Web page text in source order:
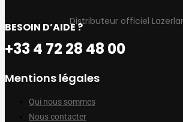
Distributeur officiel
BESOIN D’AIDE ?
+33 4 72 28 48 00
Mentions légales
Qui nous sommes
Nous contacter